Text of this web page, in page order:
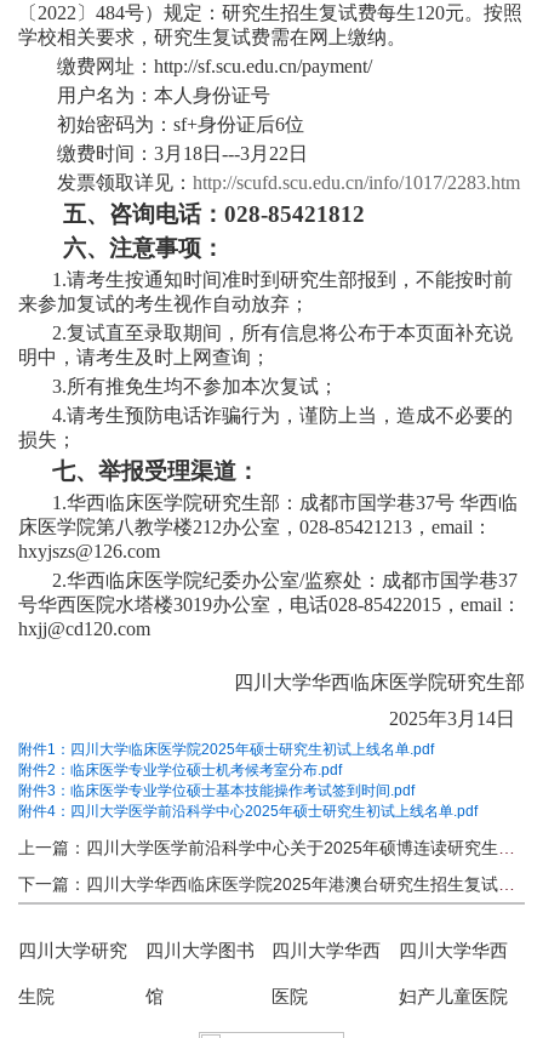
〔 2022〕484号）规定：研究生招生复试费每生120元。按照
学校相关要求，研究生复试费需在网上缴纳。
缴费网址： http://sf.scu.edu.cn/payment/
用户名为：本人身份证号
初始密码为： sf+身份证后6位
缴费时间： 3月18日---3月22日
发票领取详见： http://scufd.scu.edu.cn/info/1017/2283.htm
五、咨询电话： 028-85421812
六、注意事项：
1.请考生按通知时间准时到研究生部报到，不能按时前
来参加复试的考生视作自动放弃；
2.复试直至录取期间，所有信息将公布于本页面补充说
明中 ， 请考生及时上网查询 ；
3.所有推免生均不参加本次复试 ；
4.请考生预防电话诈骗行为，谨防上当，造成不必要的
损失；
七、举报受理渠道：
1.华西临床医学院研究生部：成都市国学巷37号 华西临
床医学院第八教学楼212办公室， 028-85421213 ， email：
hxyjszs@126.com
2.华西临床医学院纪委办公室/监察处：成都市国学巷37
号华西医院水塔楼3019办公室，电话028-85422015，email：
hxjj@cd120.com
四川大学华西临床医学院研究生部
2025年3月 14日
附件1：四川大学临床医学院2025年硕士研究生初试上线名单.pdf
附件2：临床医学专业学位硕士机考候考室分布.pdf
附件3：临床医学专业学位硕士基本技能操作考试签到时间.pdf
附件4：四川大学医学前沿科学中心2025年硕士研究生初试上线名单.pdf
四川大学研究
生院
四川大学图书
馆
四川大学华西
医院
四川大学华西
妇产儿童医院